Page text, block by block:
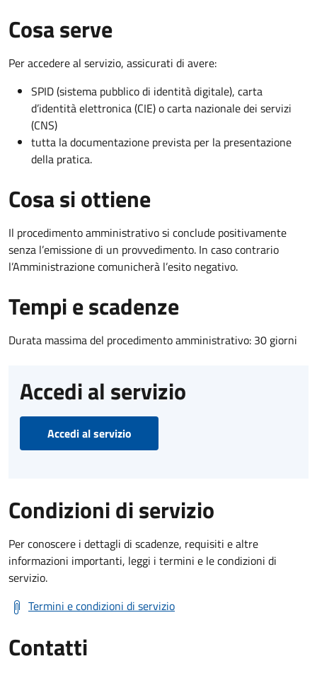
Cosa serve
Per accedere al servizio, assicurati di avere:
SPID (sistema pubblico di identità digitale), carta
d’identità elettronica (CIE) o carta nazionale dei servizi
(CNS)
tutta la documentazione prevista per la presentazione
della pratica.
Cosa si ottiene
Il procedimento amministrativo si conclude positivamente
senza l’emissione di un provvedimento. In caso contrario
l’Amministrazione comunicherà l’esito negativo.
Tempi e scadenze
Durata massima del procedimento amministrativo: 30 giorni
Accedi al servizio
Accedi al servizio
Condizioni di servizio
Per conoscere i dettagli di scadenze, requisiti e altre
informazioni importanti, leggi i termini e le condizioni di
servizio.
Termini e condizioni di servizio
Contatti